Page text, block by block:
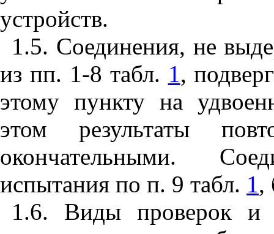
устройств.
1.5. Соединения, не
из пп. 1-8 табл. 1,
этому пункту на
этом результаты
окончательными.
испытания по п. 9 табл. 1,
1.6. Виды проверок и